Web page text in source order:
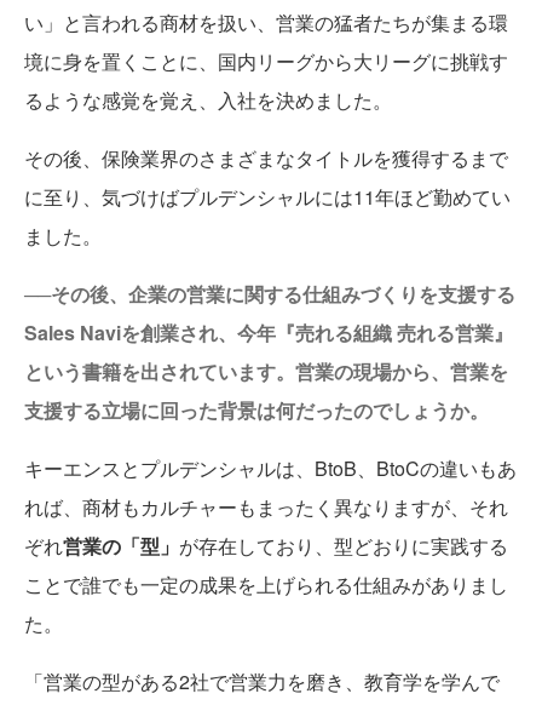
い」と言われる商材を扱い、営業の猛者たちが集まる環
境に身を置くことに、国内リーグから大リーグに挑戦す
るような感覚を覚え、入社を決めました。
その後、保険業界のさまざまなタイトルを獲得するまで
に至り、気づけばプルデンシャルには11年ほど勤めてい
ました。
──その後、企業の営業に関する仕組みづくりを支援する
Sales Naviを創業され、今年『売れる組織 売れる営業』
という書籍を出されています。営業の現場から、営業を
支援する立場に回った背景は何だったのでしょうか。
キーエンスとプルデンシャルは、BtoB、BtoCの違いもあ
れば、商材もカルチャーもまったく異なりますが、それ
ぞれ営業の「型」 が存在しており、型どおりに実践する
ことで誰でも一定の成果を上げられる仕組みがありまし
た。
「営業の型がある2社で営業力を磨き、教育学を学んで